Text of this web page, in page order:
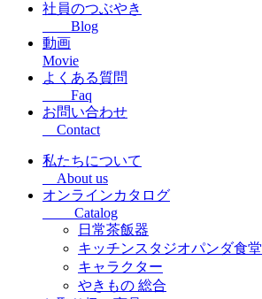
社員のつぶやき
Blog
動画
Movie
よくある質問
Faq
お問い合わせ
Contact
私たちについて
About us
オンラインカタログ
Catalog
日常茶飯器
キッチンスタジオパンダ食堂
キャラクター
やきもの 総合